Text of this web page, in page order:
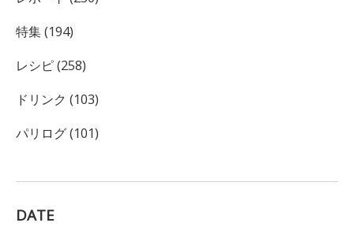
特集 (194)
レシピ (258)
ドリンク (103)
パリログ (101)
DATE